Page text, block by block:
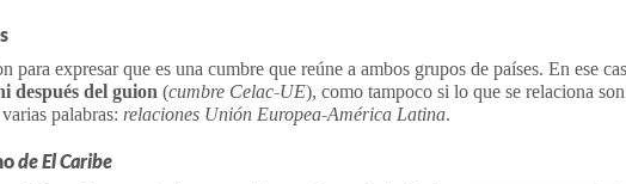
para expresar que es una cumbre que reúne a ambos grupos de países. En ese
después del guion (cumbre Celac-UE), como tampoco si lo que se relaciona son
palabras: relaciones Unión Europea-América Latina.
de El Caribe